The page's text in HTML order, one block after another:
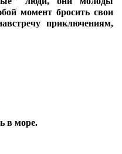
момент бросить свои
приключениям,
в море.